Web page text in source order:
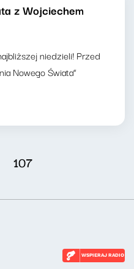
z Wojciechem
niedzieli! Przed
Nowego Świata”
107
WSPIERAJ RADIO